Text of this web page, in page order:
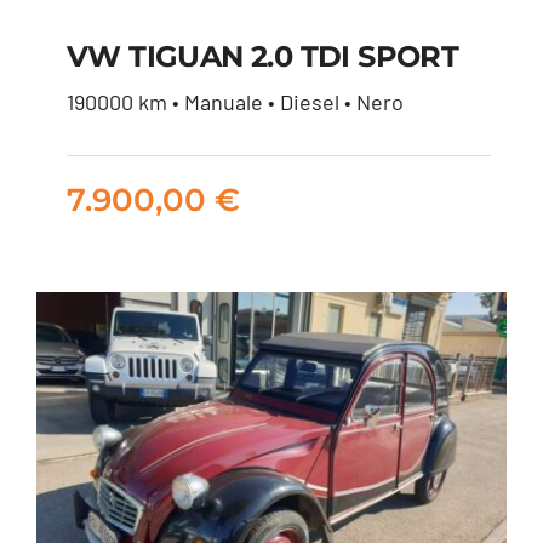
VW TIGUAN 2.0 TDI SPORT
190000 km • Manuale • Diesel • Nero
7.900,00 €